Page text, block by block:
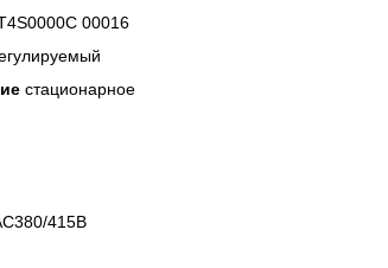
00016
стационарное
415В